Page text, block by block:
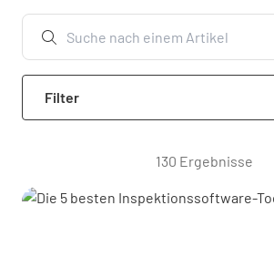
Filter
130 Ergebnisse